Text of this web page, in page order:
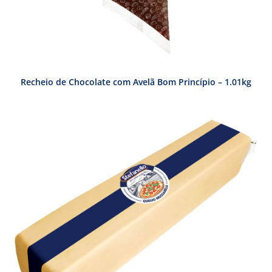
Recheio de Chocolate com Avelã Bom Princípio – 1.01kg